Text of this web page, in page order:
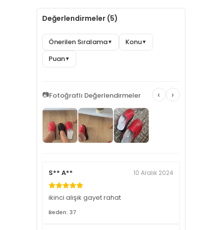
Değerlendirmeler (5)
Önerilen Sıralama▼ Konu▼
Puan▼
📷Fotoğraflı Değerlendirmeler ‹ ›
S** A** 10 Aralık 2024
ikinci alışık gayet rahat
Beden: 37